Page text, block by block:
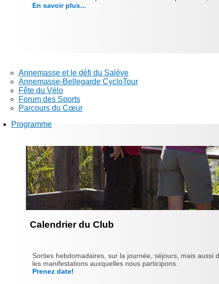
En savoir plus...
Annemasse et le défi du Salève
Annemasse-Bellegarde CycloTour
Fête du Vélo
Forum des Sports
Parcours du Cœur
Programme
Calendrier du Club
Sorties hebdomadaires, sur la journée, séjours, mais
les manifestations auxquelles nous participons.
Prenez date!